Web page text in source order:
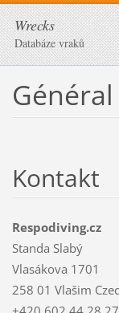
Wrecks
Databáze vraků
Kontakt
Respodiving.cz
Standa Slabý
Vlasákova 1701
258 01 Vlašim